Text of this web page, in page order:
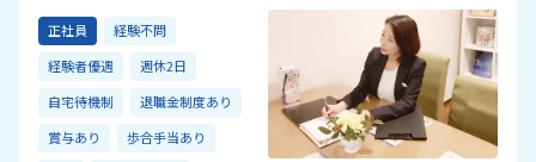
正社員
経験不問
経験者優遇
週休2日
自宅待機制
退職金制度あり
賞与あり
歩合手当あり